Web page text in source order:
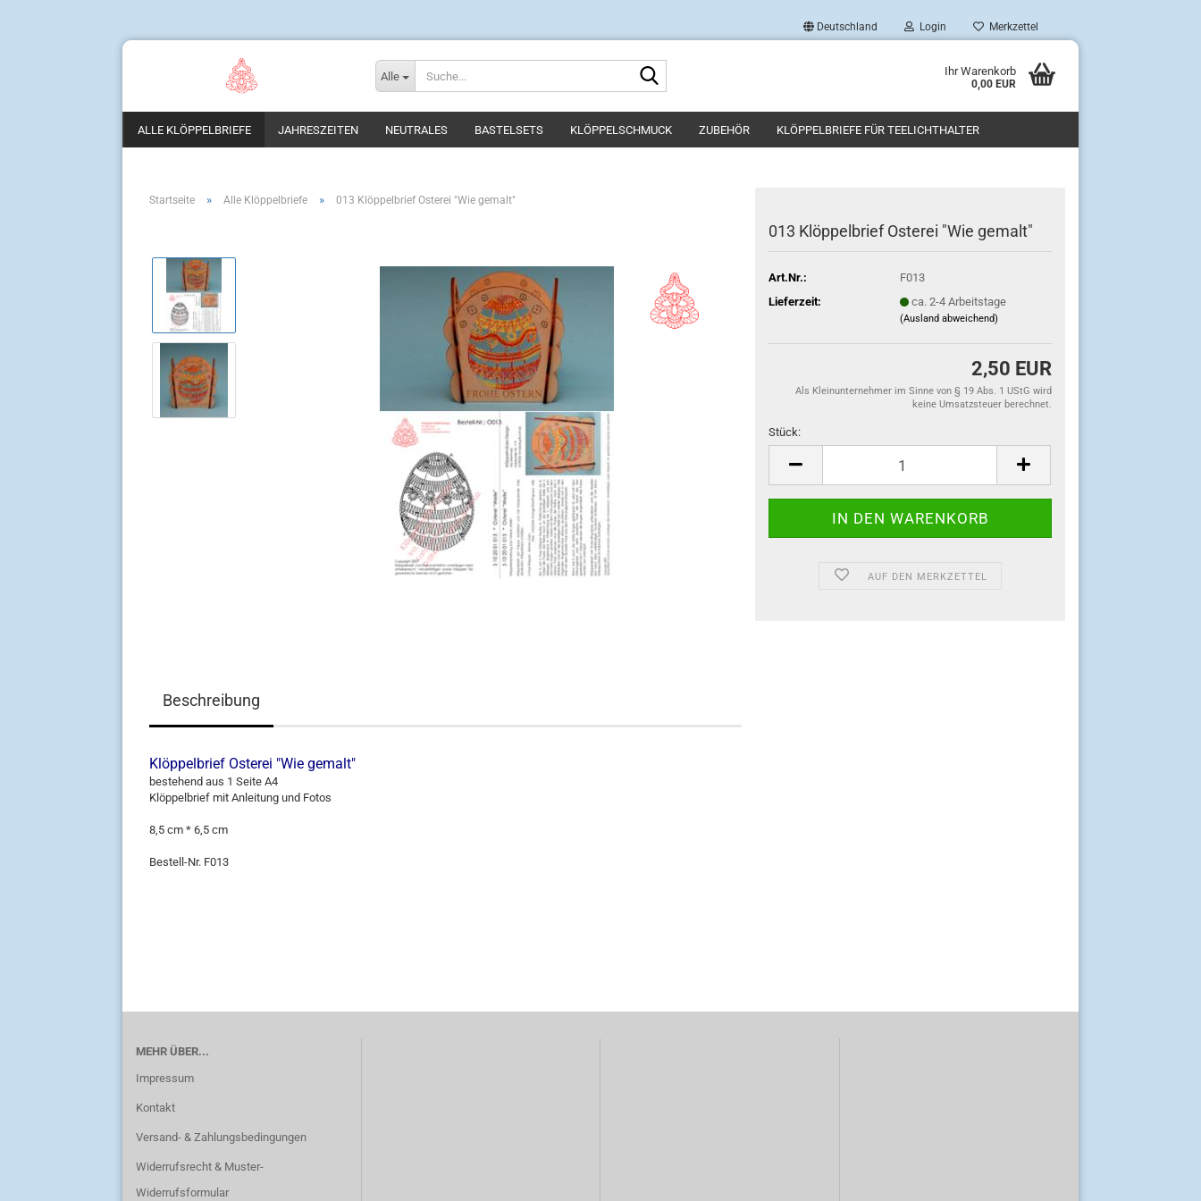
Deutschland Login Merkzettel
Alle Ihr Warenkorb
0,00 EUR
ALLE KLÖPPELBRIEFE JAHRESZEITEN NEUTRALES BASTELSETS KLÖPPELSCHMUCK ZUBEHÖR KLÖPPELBRIEFE FÜR TEELICHTHALTER
Startseite » Alle Klöppelbriefe » 013 Klöppelbrief Osterei "Wie gemalt"
013 Klöppelbrief Osterei "Wie gemalt"
Art.Nr.:
F013
Lieferzeit:
ca. 2-4 Arbeitstage
(Ausland abweichend)
2,50 EUR
Als Kleinunternehmer im Sinne von § 19 Abs. 1 UStG wird
keine Umsatzsteuer berechnet.
Stück:
Stück
AUF DEN MERKZETTEL
Beschreibung
Klöppelbrief Osterei "Wie gemalt"
bestehend aus 1 Seite A4
Klöppelbrief mit Anleitung und Fotos
8,5 cm * 6,5 cm
Bestell-Nr. F013
MEHR ÜBER...
Impressum
Kontakt
Versand- & Zahlungsbedingungen
Widerrufsrecht & Muster-
Widerrufsformular